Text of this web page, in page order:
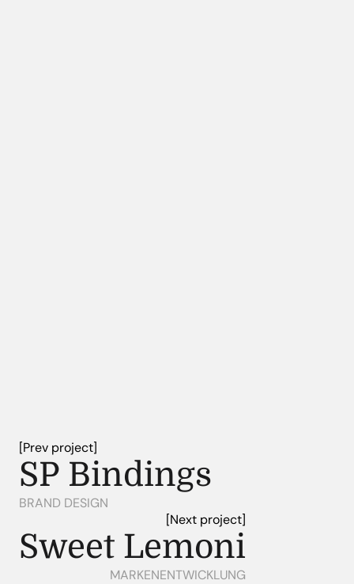
[Prev project]
SP Bindings
BRAND DESIGN
[Next project]
Sweet Lemoni
MARKENENTWICKLUNG